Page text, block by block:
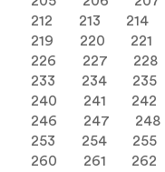
212
213 214
219
220 221
226
227 228
233
234 235
240
241 242
246
247 248
253
254 255
260
261 262